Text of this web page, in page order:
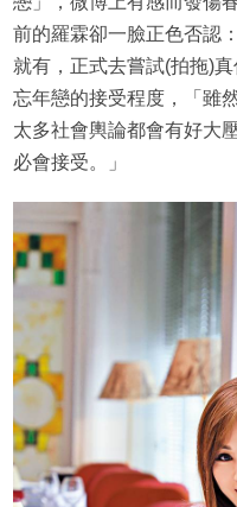
前的羅霖卻一臉正色否認
就有，正式去嘗試(拍拖)
忘年戀的接受程度，「雖
太多社會輿論都會有好大
必會接受。」